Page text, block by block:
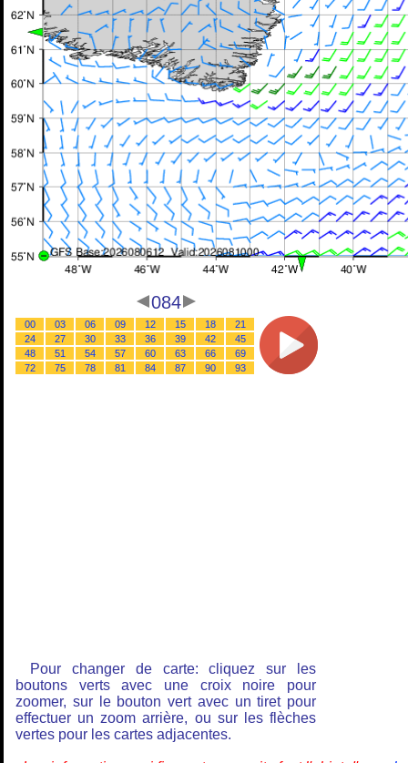
084
00 03 06 09 12 15 18
21
24
27 30 33 36 39 42
45
48
51 54 57 60 63 66
69
72
75 78 81 84 87 90 93
Pour changer de carte: cliquez sur les
boutons verts avec une croix noire pour
zoomer, sur le bouton vert avec un tiret pour
effectuer un zoom arrière, ou sur les flèches
vertes pour les cartes adjacentes.